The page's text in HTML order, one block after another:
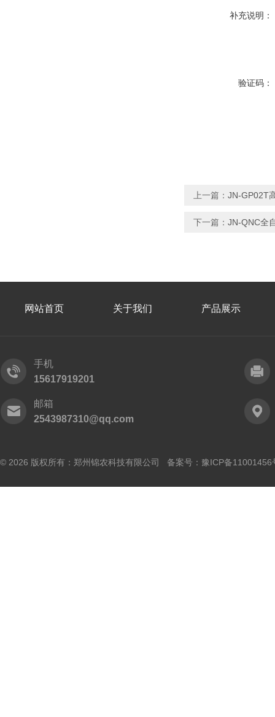
补充说明：
验证码：
上一篇： JN-GP02T
下一篇： JN-QNC全
网站首页 关于我们 产品展示
手机
15617919201
邮箱
2543987310@qq.com
© 2026 版权所有：郑州锦农科技有限公司 备案号： 豫ICP备11001456